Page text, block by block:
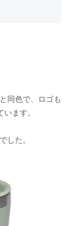
同色で、ロゴも
ます。
した。